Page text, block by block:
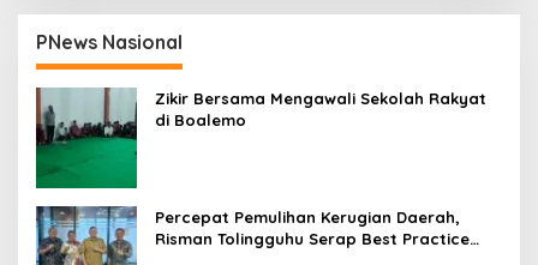
PNews Nasional
Zikir Bersama Mengawali Sekolah Rakyat
di Boalemo
Percepat Pemulihan Kerugian Daerah,
Risman Tolingguhu Serap Best Practice